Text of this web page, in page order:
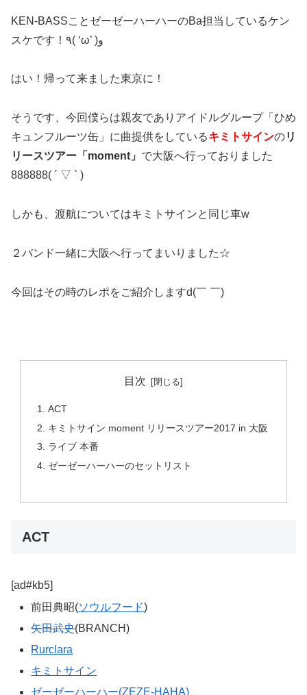
KEN-BASSことゼーゼーハーハーのBa担当しているケン
スケです！٩( ‘ω’ )و
はい！帰って来ました東京に！
そうです、今回僕らは親友でありアイドルグループ「ひめ
キュンフルーツ缶」に曲提供をしているキミトサインのリ
リースツアー「moment」 で大阪へ行っておりました
888888( ´ ▽ ` )
しかも、渡航についてはキミトサインと同じ車w
２バンド一緒に大阪へ行ってまいりました☆
今回はその時のレポをご紹介しますd(￣ ￣)
目次
ACT
キミトサイン moment リリースツアー2017 in 大阪
ライブ 本番
ゼーゼーハーハーのセットリスト
ACT
[ad#kb5]
前田典昭(ソウルフード)
矢田武史(BRANCH)
Rurclara
キミトサイン
ゼーゼーハーハー(ZEZE-HAHA)